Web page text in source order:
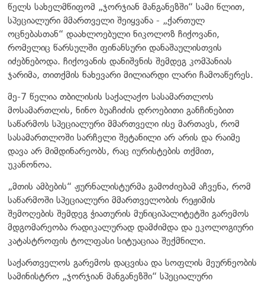
წელს სახელმწიფომ „ჯორჯიან მანგანეზში“ სამი წლით,
სპეციალური მმართველი შეიყვანა - „ქართულ
ოცნებასთან“ დაახლოებული ნიკოლოზ ჩიქოვანი,
რომელიც წარსულში ფინანსური დანაშაულისთვის
იძებნებოდა. ჩიქოვანის დანიშვნის შემდეგ კომპანიას
ჯარიმა, თითქმის ნახევარი მილიარდი ლარი ჩამოაწერეს.
მე-7 წელია თბილისის საქალაქო სასამართლოს
მოსამართლის, ნინო ბუაჩიძის დროებითი განჩინებით
საწარმოს სპეციალური მმართველი ისე მართავს, რომ
სასამართლოში სარჩელი შეტანილი არ არის და რაიმე
დავა არ მიმდინარეობს, რაც იურისტების თქმით,
უკანონოა.
„მთის ამბების“ ჟურნალისტურმა გამოძიებამ აჩვენა, რომ
საწარმოში სპეციალური მმართველობის რეჟიმის
შემოღების შემდეგ ჭიათურის მუნიციპალიტეტში გარემოს
მდგომარეობა რადიკალურად დამძიმდა და ეკოლოგიური
კატასტროფის ტოლფასი სიტუაციაა შექმნილი.
საქართველოს გარემოს დაცვისა და სოფლის მეურნეობის
სამინისტრო „ჯორჯიან მანგანეზში“ სპეციალური